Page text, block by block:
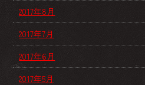
2017年8月
2017年7月
2017年6月
2017年5月